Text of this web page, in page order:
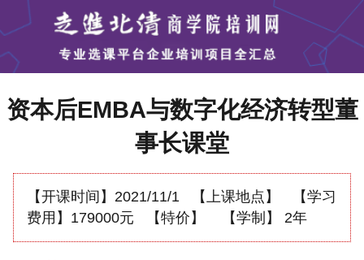
资本后EMBA与数字化经济转型董
事长课堂
【开课时间】 2021/11/1 【上课地点】
【学习
费用】 179000元 【特价】 【学制】 2年